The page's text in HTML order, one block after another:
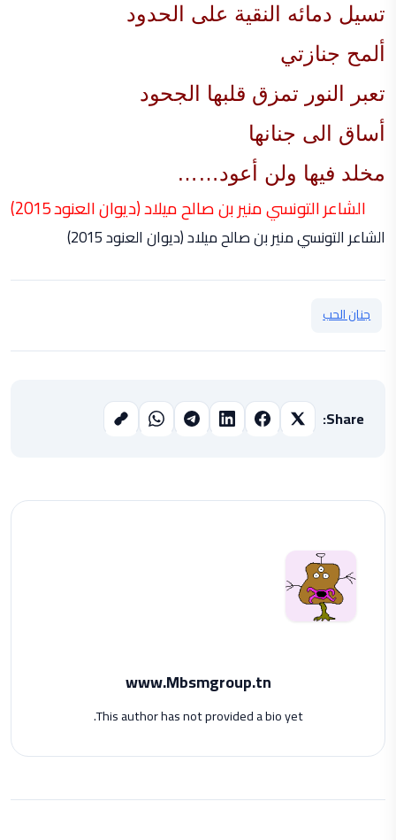
تسيل دمائه النقية على الحدود
ألمح جنازتي
تعبر النور تمزق قلبها الجحود
أساق الى جنانها
مخلد فيها ولن أعود……
الشاعر التونسي منير بن صالح ميلاد (ديوان العنود 2015)
الشاعر التونسي منير بن صالح ميلاد (ديوان العنود 2015)
جنان الحب
Share:
www.Mbsmgroup.tn
This author has not provided a bio yet.